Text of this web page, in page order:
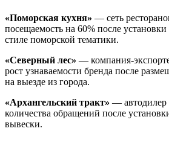
«Поморская кухня» — сеть
посещаемость на 60% после
стиле поморской тематики.
«Северный лес» — компания-
рост узнаваемости бренда после
на выезде из города.
«Архангельский тракт» — автодилер
количества обращений после
вывески.